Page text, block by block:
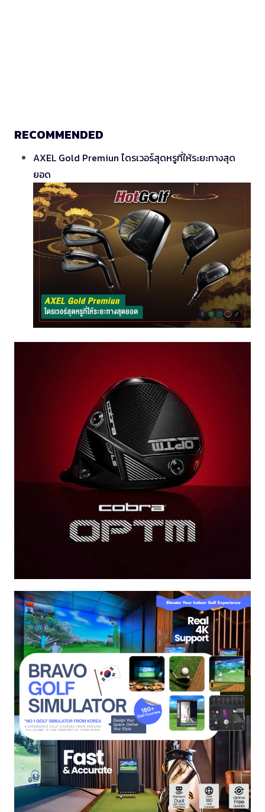
RECOMMENDED
AXEL Gold Premiun ไดรเวอร์สุดหรูที่ให้ระยะทางสุด
ยอด